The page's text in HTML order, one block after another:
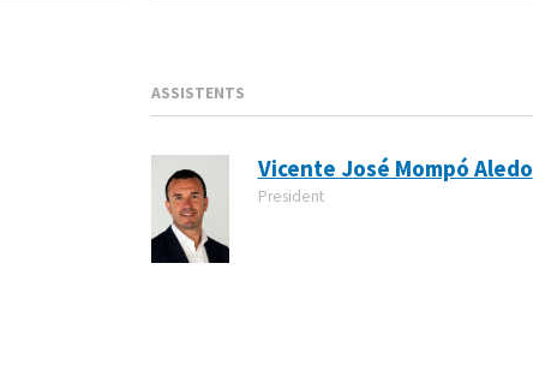
ASSISTENTS
Vicente José Mompó Aledo
President